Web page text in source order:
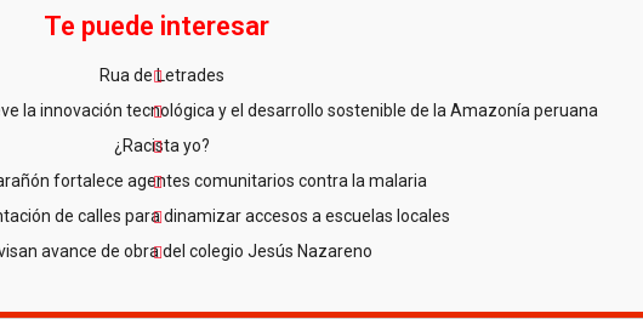
Te puede interesar
Rua de Letrades
la innovación tecnológica y el desarrollo sostenible de la Amazonía peruana
¿Racista yo?
fortalece agentes comunitarios contra la malaria
de calles para dinamizar accesos a escuelas locales
avance de obra del colegio Jesús Nazareno